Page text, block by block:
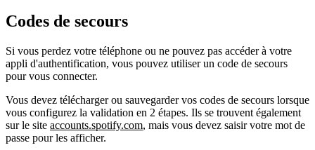
Codes de secours
Si vous perdez votre téléphone ou ne pouvez pas accéder à votre
appli d'authentification, vous pouvez utiliser un code de secours
pour vous connecter.
Vous devez télécharger ou sauvegarder vos codes de secours lorsque
vous configurez la validation en 2 étapes. Ils se trouvent également
sur le site accounts.spotify.com, mais vous devez saisir votre mot de
passe pour les afficher.